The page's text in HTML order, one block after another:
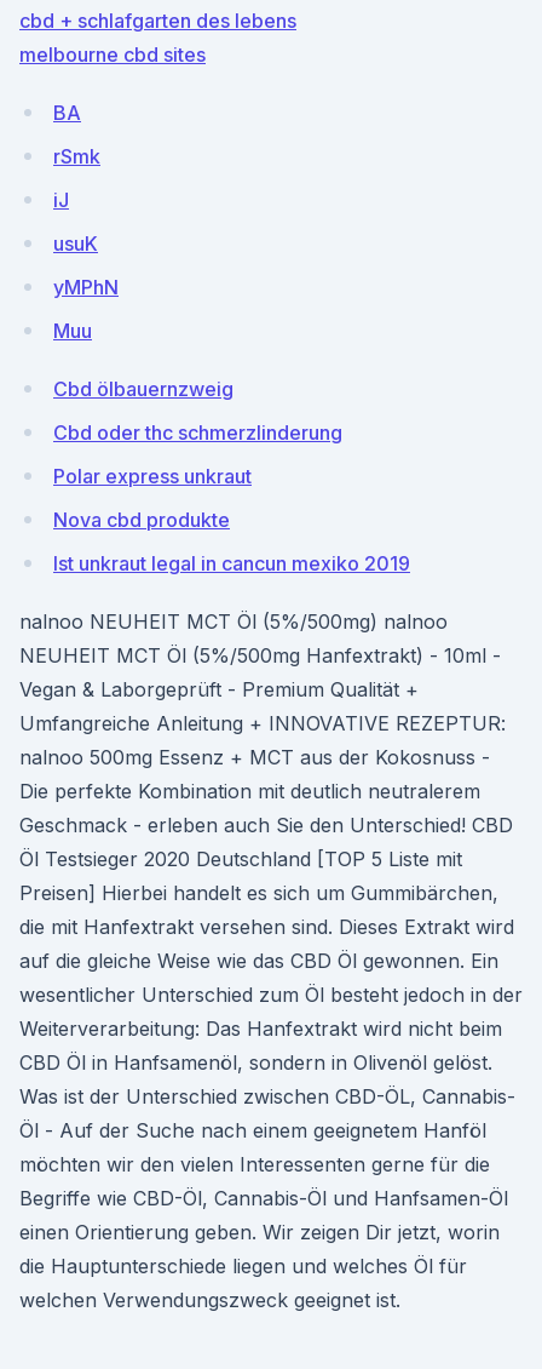
cbd + schlafgarten des lebens
melbourne cbd sites
BA
rSmk
iJ
usuK
yMPhN
Muu
Cbd ölbauernzweig
Cbd oder thc schmerzlinderung
Polar express unkraut
Nova cbd produkte
Ist unkraut legal in cancun mexiko 2019
nalnoo NEUHEIT MCT Öl (5%/500mg) nalnoo
NEUHEIT MCT Öl (5%/500mg Hanfextrakt) - 10ml -
Vegan & Laborgeprüft - Premium Qualität +
Umfangreiche Anleitung + INNOVATIVE REZEPTUR:
nalnoo 500mg Essenz + MCT aus der Kokosnuss -
Die perfekte Kombination mit deutlich neutralerem
Geschmack - erleben auch Sie den Unterschied! CBD
Öl Testsieger 2020 Deutschland [TOP 5 Liste mit
Preisen] Hierbei handelt es sich um Gummibärchen,
die mit Hanfextrakt versehen sind. Dieses Extrakt wird
auf die gleiche Weise wie das CBD Öl gewonnen. Ein
wesentlicher Unterschied zum Öl besteht jedoch in der
Weiterverarbeitung: Das Hanfextrakt wird nicht beim
CBD Öl in Hanfsamenöl, sondern in Olivenöl gelöst.
Was ist der Unterschied zwischen CBD-ÖL, Cannabis-
Öl - Auf der Suche nach einem geeignetem Hanföl
möchten wir den vielen Interessenten gerne für die
Begriffe wie CBD-Öl, Cannabis-Öl und Hanfsamen-Öl
einen Orientierung geben. Wir zeigen Dir jetzt, worin
die Hauptunterschiede liegen und welches Öl für
welchen Verwendungszweck geeignet ist.